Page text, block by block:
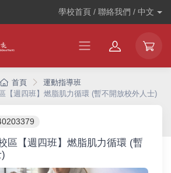
學校首頁 / 聯絡我們 /中文
首頁
運動指導班
【週四班】燃脂肌力循環 (暫不開放校外人士)
區【週四班】燃脂肌力循環 (暫